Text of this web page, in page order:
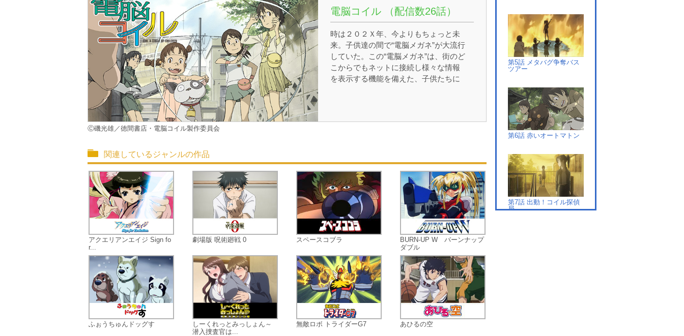
電脳コイル （配信数26話）
時は２０２Ｘ年、今よりもちょっと未
来。子供達の間で“電脳メガネ”が大流行
していた。この“電脳メガネ”は、街のど
こからでもネットに接続し様々な情報
を表示する機能を備えた、子供たちに
社仏閣が建ち並ぶ古都でありながら、
すことになる。そこで出会ったのは、
もう一人の“ユウコ”、天沢勇子（あまさ
わゆうこ） 。同じ名前で同じ歳だが全
くタイプの違う二人。新しい学校で個
性豊かな子供たちと出会い、電脳空間
で次々と巻き起こるフシギな出来事を
Ⓒ磯光雄／徳間書店・電脳コイル製作委員会
関連しているジャンルの作品
アクエリアンエイジ Sign fo
r...
ふぉうちゅんドッグす
劇場版 呪術廻戦 0
しーくれっとみっしょん～
潜入捜査官は...
スペースコブラ
無敵ロボ トライダーG7
BURN-UP W バーンナップ
ダブル
あひるの空
第5話 メタバグ争奪バス
ツアー
第6話 赤いオートマトン
第7話 出動！コイル探偵
局